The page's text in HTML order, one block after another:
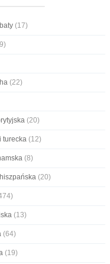
(17)
(22)
(20)
turecka(12)
(8)
(20)
(13)
(64)
(19)